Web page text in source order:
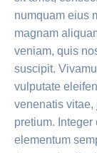
numquam eius
magnam
veniam, quis
suscipit.
vulputate
venenatis
pretium.
elementum